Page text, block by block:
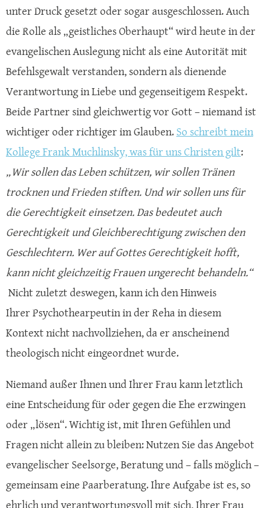
unter Druck gesetzt oder sogar ausgeschlossen. Auch
die Rolle als „geistliches Oberhaupt“ wird heute in der
evangelischen Auslegung nicht als eine Autorität mit
Befehlsgewalt verstanden, sondern als dienende
Verantwortung in Liebe und gegenseitigem Respekt.
Beide Partner sind gleichwertig vor Gott – niemand ist
wichtiger oder richtiger im Glauben.So schreibt mein
Kollege Frank Muchlinsky, was für uns Christen gilt:
„Wir sollen das Leben schützen, wir sollen Tränen
trocknen und Frieden stiften. Und wir sollen uns für
die Gerechtigkeit einsetzen. Das bedeutet auch
Gerechtigkeit und Gleichberechtigung zwischen den
Geschlechtern. Wer auf Gottes Gerechtigkeit hofft,
kann nicht gleichzeitig Frauen ungerecht behandeln.“
Nicht zuletzt deswegen, kann ich den Hinweis
Ihrer Psychothearpeutin in der Reha in diesem
Kontext nicht nachvollziehen, da er anscheinend
theologisch nicht eingeordnet wurde.
​​Niemand außer Ihnen und Ihrer Frau kann letztlich
eine Entscheidung für oder gegen die Ehe erzwingen
oder „lösen“. Wichtig ist, mit Ihren Gefühlen und
Fragen nicht allein zu bleiben: Nutzen Sie das Angebot
evangelischer Seelsorge, Beratung und – falls möglich –
gemeinsam eine Paarberatung. Ihre Aufgabe ist es, so
ehrlich und verantwortungsvoll mit sich, Ihrer Frau